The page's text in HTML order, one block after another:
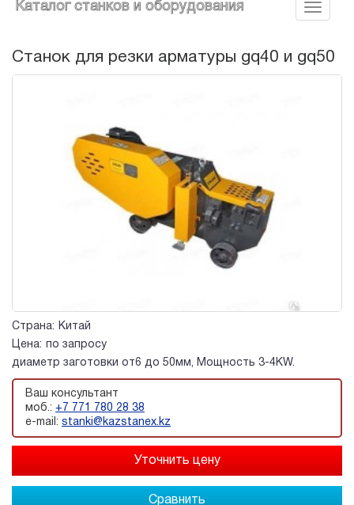
Каталог станков и оборудования
Станок для резки арматуры gq40 и gq50
Страна:
Китай
Цена:
по запросу
диаметр заготовки от6 до 50мм, Мощность 3-4KW.
Ваш консультант
моб.: +7 771 780 28 38
e-mail: stanki@kazstanex.kz
Сравнить